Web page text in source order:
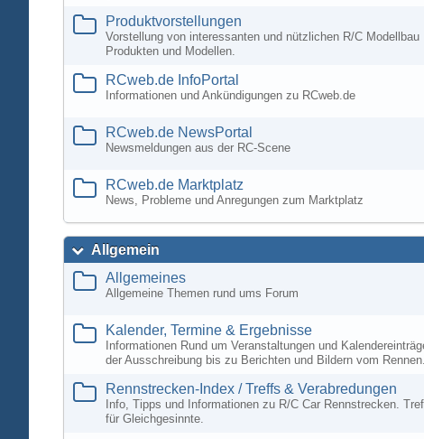
Produktvorstellungen
Vorstellung von interessanten und nützlichen R/C Modellbau
Produkten und Modellen.
RCweb.de InfoPortal
Informationen und Ankündigungen zu RCweb.de
RCweb.de NewsPortal
Newsmeldungen aus der RC-Scene
RCweb.de Marktplatz
News, Probleme und Anregungen zum Marktplatz
Allgemein
Allgemeines
Allgemeine Themen rund ums Forum
Kalender, Termine & Ergebnisse
Informationen Rund um Veranstaltungen und
der Ausschreibung bis zu Berichten und Bildern vom Rennen.
Rennstrecken-Index / Treffs & Verabredungen
Info, Tipps und Informationen zu R/C Car Rennstrecken.
für Gleichgesinnte.